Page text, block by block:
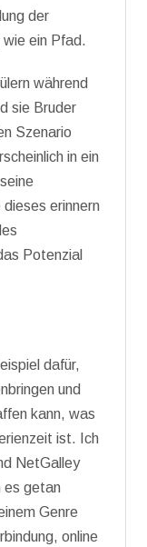
der
ein Pfad.
während
sie Bruder
Szenario
in ein
erinnern
Potenzial
dafür,
und
kann, was
ist. Ich
NetGalley
es getan
Genre
online